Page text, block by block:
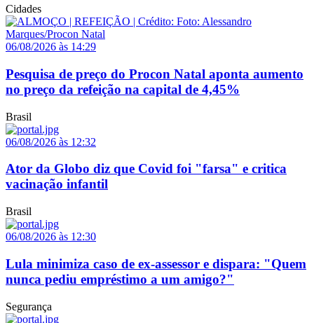
Cidades
06/08/2026 às 14:29
Pesquisa de preço do Procon Natal aponta aumento
no preço da refeição na capital de 4,45%
Brasil
06/08/2026 às 12:32
Ator da Globo diz que Covid foi "farsa" e critica
vacinação infantil
Brasil
06/08/2026 às 12:30
Lula minimiza caso de ex-assessor e dispara: "Quem
nunca pediu empréstimo a um amigo?"
Segurança